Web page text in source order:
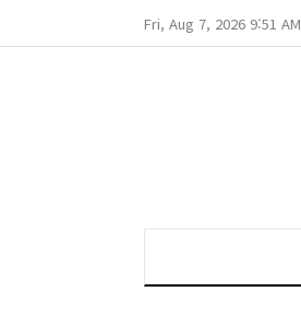
Fri, Aug 7, 2026 9:51 AM